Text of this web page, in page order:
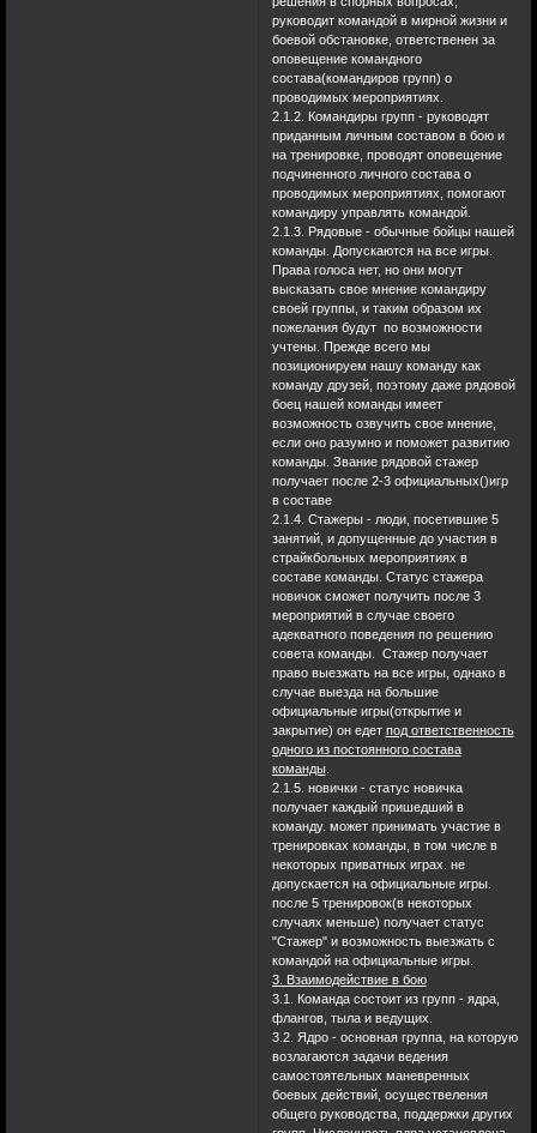
руководит командой в мирной жизни и
боевой обстановке, ответственен за
оповещение командного
состава(командиров групп) о
проводимых мероприятиях.
2.1.2. Командиры групп - руководят
приданным личным составом в бою и
на тренировке, проводят оповещение
подчиненного личного состава о
проводимых мероприятиях, помогают
командиру управлять командой.
2.1.3. Рядовые - обычные бойцы нашей
команды. Допускаются на все игры.
Права голоса нет, но они могут
высказать свое мнение командиру
своей группы, и таким образом их
пожелания будут по возможности
учтены. Прежде всего мы
позиционируем нашу команду как
команду друзей, поэтому даже рядовой
боец нашей команды имеет
возможность озвучить свое мнение,
если оно разумно и поможет развитию
команды. Звание рядовой стажер
получает после 2-3 официальных()игр
в составе
2.1.4. Стажеры - люди, посетившие 5
занятий, и допущенные до участия в
страйкбольных мероприятиях в
составе команды. Статус стажера
новичок сможет получить после 3
мероприятий в случае своего
адекватного поведения по решению
совета команды. Стажер получает
право выезжать на все игры, однако в
случае выезда на большие
официальные игры(открытие и
закрытие) он едет под ответственность
одного из постоянного состава
команды.
2.1.5. новички - статус новичка
получает каждый пришедший в
команду. может принимать участие в
тренировках команды, в том числе в
некоторых приватных играх. не
допускается на официальные игры.
после 5 тренировок(в некоторых
случаях меньше) получает статус
"Стажер" и возможность выезжать с
командой на официальные игры.
3. Взаимодействие в бою
3.1. Команда состоит из групп - ядра,
флангов, тыла и ведущих.
3.2. Ядро - основная группа, на которую
возлагаются задачи ведения
самостоятельных маневренных
боевых действий, осуществеления
общего руководства, поддержки других